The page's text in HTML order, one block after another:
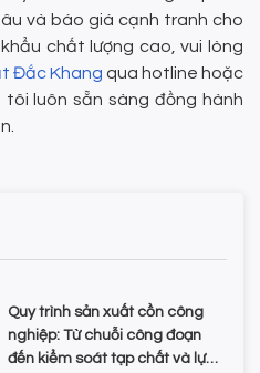
và báo giá cạnh tranh cho
chất lượng cao, vui lòng
Đắc Khang qua hotline hoặc
luôn sẵn sàng đồng hành
Quy trình sản xuất cồn công
nghiệp: Từ chuỗi công đoạn
đến kiểm soát tạp chất và lựa